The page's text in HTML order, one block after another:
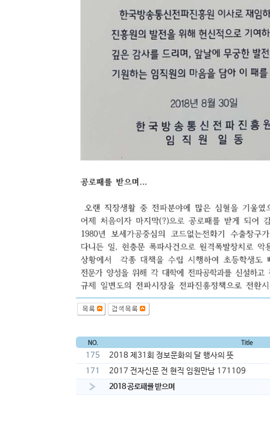
175
2018 제31회 정보문화의 달 행사의 뜻
171
2017 전자신문 전 현직 임원만남 171109
»
2018 공로패를 받으며